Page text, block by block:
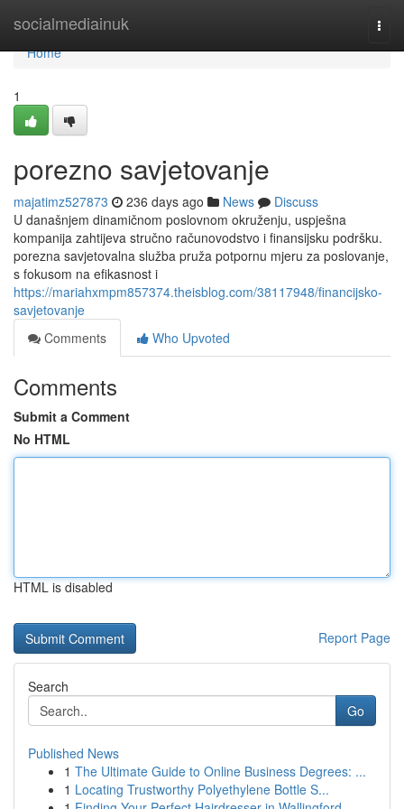
socialmediainuk
Home
Home
1
porezno savjetovanje
majatimz527873 236 days ago News
Discuss
U današnjem dinamičnom poslovnom okruženju, uspješna
kompanija zahtijeva stručno računovodstvo i finansijsku podršku.
porezna savjetovalna služba pruža potpornu mjeru za poslovanje,
s fokusom na efikasnost i
https://mariahxmpm857374.theisblog.com/38117948/financijsko-
savjetovanje
Comments
Who Upvoted
Comments
Submit a Comment
No HTML
HTML is disabled
Report Page
Search
Go
Published News
1 The Ultimate Guide to Online Business Degrees: ...
1 Locating Trustworthy Polyethylene Bottle S...